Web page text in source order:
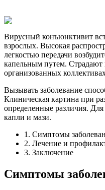
Вирусный конъюнктивит
взрослых. Высокая
легкостью передачи
капельным путем.
организованных
Вызывать заболевание
Клиническая картина при
определенные различия.
капли и мази.
1. Симптомы
2. Лечение и
3. Заключение
Симптомы